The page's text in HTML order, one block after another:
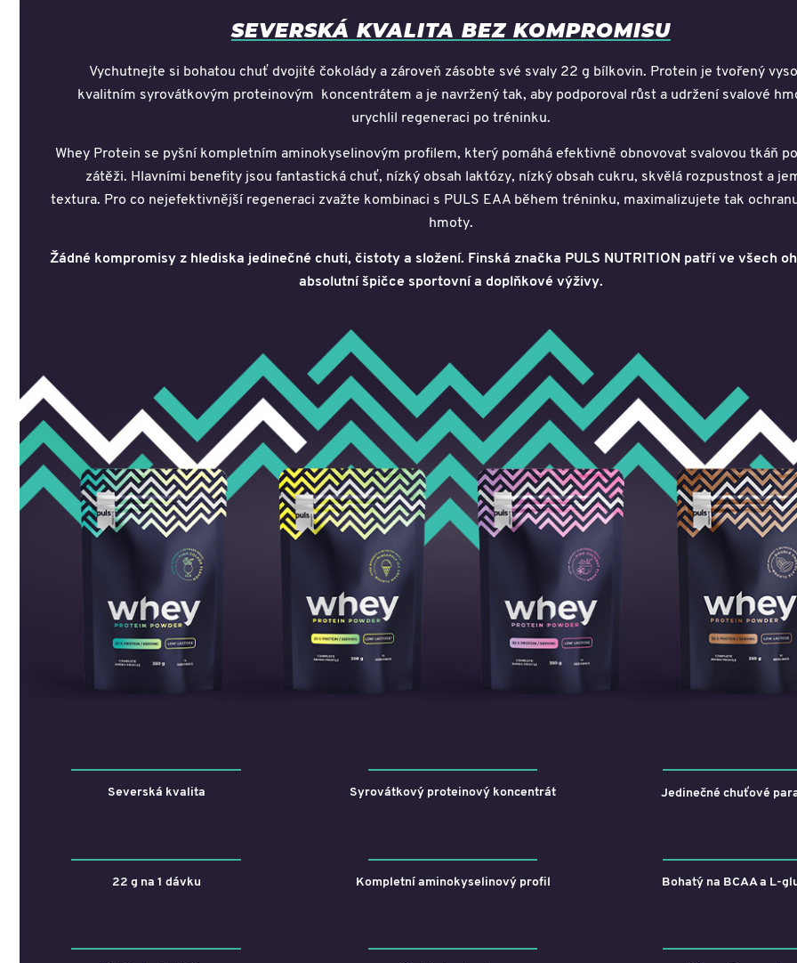
SEVERSKÁ KVALITA BEZ KOMPROMISU
Vychutnejte si bohatou chuť dvojité čokolády a zároveň zásobte své svaly 22 g bílkovin. Protein je tvořený
kvalitním syrovátkovým proteinovým koncentrátem a je navržený tak, aby podporoval růst a udržení svalové
urychlil regeneraci po tréninku.
Whey Protein se pyšní kompletním aminokyselinovým profilem, který pomáhá efektivně obnovovat svalovou tkáň
zátěži. Hlavními benefity jsou fantastická chuť, nízký obsah laktózy, nízký obsah cukru, skvělá rozpustnost a
textura. Pro co nejefektivnější regeneraci zvažte kombinaci s PULS EAA během tréninku, maximalizujete tak
hmoty.
Žádné kompromisy z hlediska jedinečné chuti, čistoty a složení. Finská značka PULS NUTRITION patří ve všech
absolutní špičce sportovní a doplňkové výživy.
Severská kvalita Syrovátkový proteinový koncentrát Jedinečné chuťové
22 g na 1 dávku Kompletní aminokyselinový profil Bohatý na BCAA a L-